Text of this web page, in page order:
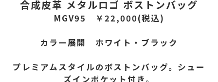
合成皮革 メタルロゴ ボストンバッグ
MGV95 ￥22,000(税込)
カラー展開 ホワイト・ブラック
プレミアムスタイルのボストンバッグ。 シュー
ズインポケット付き。